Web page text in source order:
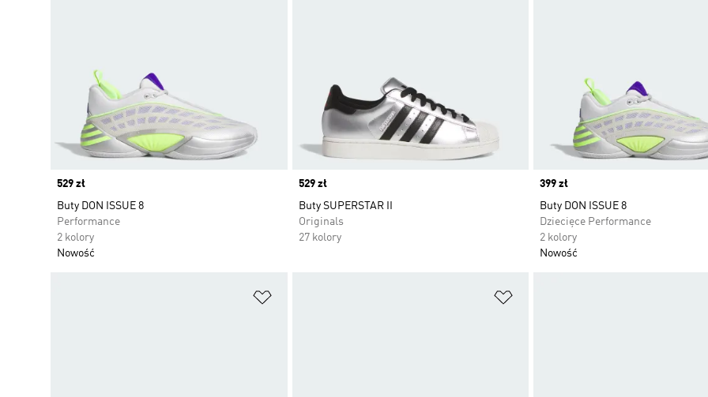
Price
529 zł
Buty DON ISSUE 8
Performance
2 kolory
Nowość
Price
529 zł
Buty SUPERSTAR II
Originals
27 kolory
Price
399 zł
Buty DON ISSUE 8
Dziecięce Performance
2 kolory
Nowość